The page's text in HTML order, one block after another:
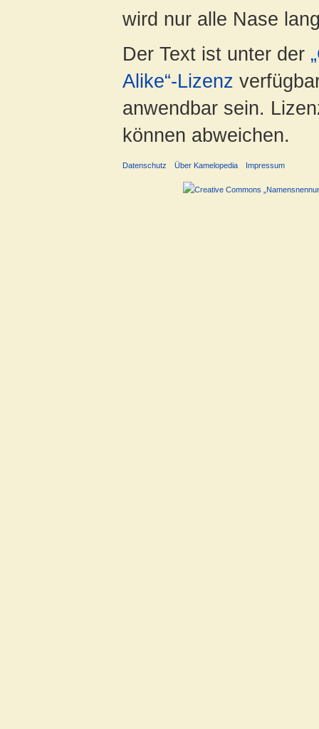
wird nur alle Nase
Der Text ist unter der
Alike“-Lizenz
anwendbar sein.
können abweichen.
Datenschutz Über Kamelopedia Impressum